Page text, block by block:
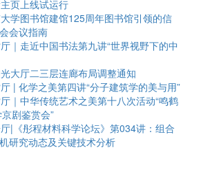
页上线试运行
学图书馆建馆125周年图书馆引领的信
会议指南
｜走近中国书法第九讲“世界视野下的中
大厅二三层连廊布局调整通知
| 化学之美第四讲“分子建筑学的美与用”
｜中华传统艺术之美第十八次活动“鸣鹤
剧鉴赏会”
|《彤程材料科学论坛》第034讲：组合
研究动态及关键技术分析